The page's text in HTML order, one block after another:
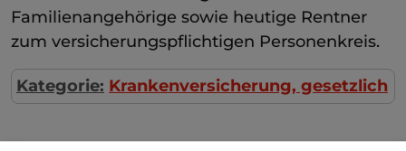
Familienangehörige sowie heutige Rentner
zum versicherungspflichtigen Personenkreis.
Kategorie: Krankenversicherung, gesetzlich